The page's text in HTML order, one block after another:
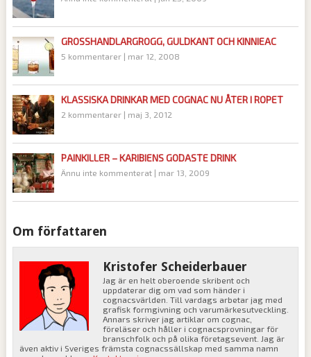
GROSSHANDLARGROGG, GULDKANT OCH KINNIEAC
5 kommentarer| mar 12, 2008
KLASSISKA DRINKAR MED COGNAC NU ÅTER I ROPET
2 kommentarer| maj 3, 2012
PAINKILLER – KARIBIENS GODASTE DRINK
Ännu inte kommenterat| mar 13, 2009
Om författaren
Kristofer Scheiderbauer
Jag är en helt oberoende skribent och
uppdaterar dig om vad som händer i
cognacsvärlden. Till vardags arbetar jag med
grafisk formgivning och varumärkesutveckling.
Annars skriver jag artiklar om cognac,
föreläser och håller i cognacsprovningar för
branschfolk och på olika företagsevent. Jag är
även aktiv i Sveriges främsta cognacssällskap med samma namn